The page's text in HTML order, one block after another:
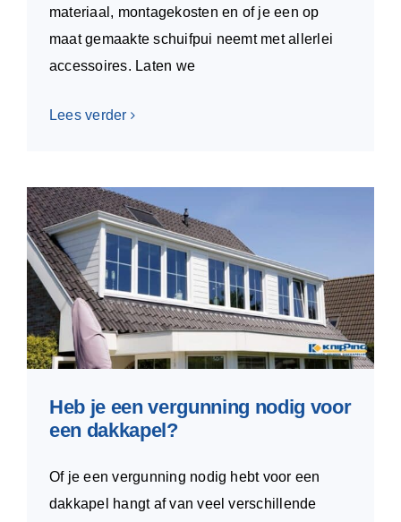
materiaal, montagekosten en of je een op
maat gemaakte schuifpui neemt met allerlei
accessoires. Laten we
Lees verder
Heb je een vergunning nodig voor
een dakkapel?
Of je een vergunning nodig hebt voor een
dakkapel hangt af van veel verschillende